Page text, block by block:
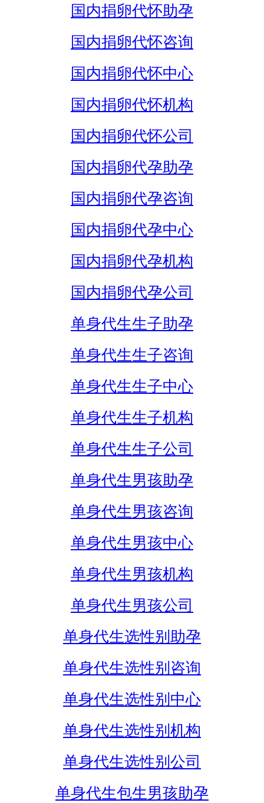
国内捐卵代怀助孕
国内捐卵代怀咨询
国内捐卵代怀中心
国内捐卵代怀机构
国内捐卵代怀公司
国内捐卵代孕助孕
国内捐卵代孕咨询
国内捐卵代孕中心
国内捐卵代孕机构
国内捐卵代孕公司
单身代生生子助孕
单身代生生子咨询
单身代生生子中心
单身代生生子机构
单身代生生子公司
单身代生男孩助孕
单身代生男孩咨询
单身代生男孩中心
单身代生男孩机构
单身代生男孩公司
单身代生选性别助孕
单身代生选性别咨询
单身代生选性别中心
单身代生选性别机构
单身代生选性别公司
单身代生包生男孩助孕